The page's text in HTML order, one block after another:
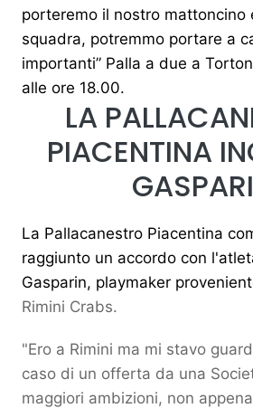
porteremo il nostro mattoncino
squadra, potremmo portare a
importanti” Palla a due a
alle ore 18.00.
LA
PIACENTINA
La Pallacanestro Piacentina
raggiunto un accordo con
Gasparin, playmaker
Rimini Crabs.
"Ero a Rimini ma mi stavo
caso di un offerta da una
maggiori ambizioni, non